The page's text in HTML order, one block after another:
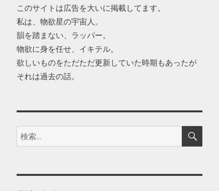
このサイトは広告を大いに掲載してます。
私は、物欲星の宇宙人。
韻を踏まない、ラッパー。
物欲に身を任せ、イキテル。
欲しいものをただただ更新していた時期もあったが
それは過去の話。
検
索:
検